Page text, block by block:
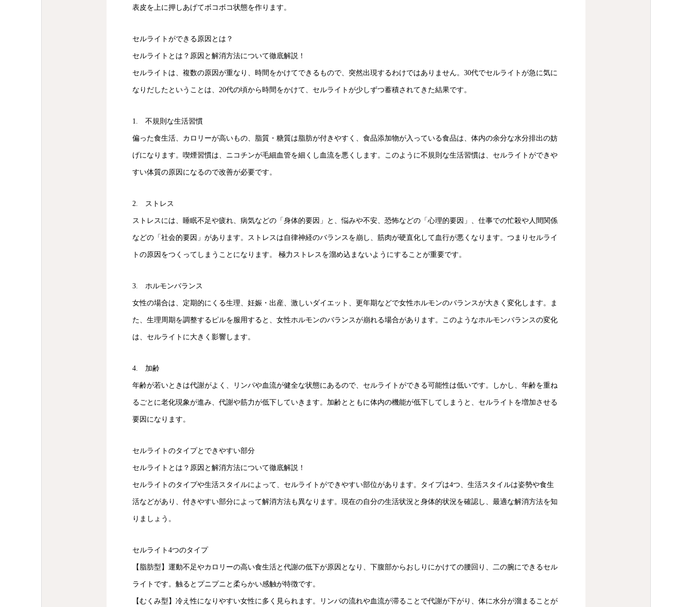
表皮を上に押しあげてボコボコ状態を作ります。
セルライトができる原因とは？
セルライトとは？原因と解消方法について徹底解説！
セルライトは、複数の原因が重なり、時間をかけてできるもので、突然出現するわけではありません。30代でセルライトが急に気に
なりだしたということは、20代の頃から時間をかけて、セルライトが少しずつ蓄積されてきた結果です。
1. 不規則な生活習慣
偏った食生活、カロリーが高いもの、脂質・糖質は脂肪が付きやすく、食品添加物が入っている食品は、体内の余分な水分排出の妨
げになります。喫煙習慣は、ニコチンが毛細血管を細くし血流を悪くします。このように不規則な生活習慣は、セルライトができや
すい体質の原因になるので改善が必要です。
2. ストレス
ストレスには、睡眠不足や疲れ、病気などの「身体的要因」と、悩みや不安、恐怖などの「心理的要因」、仕事での忙殺や人間関係
などの「社会的要因」があります。ストレスは自律神経のバランスを崩し、筋肉が硬直化して血行が悪くなります。つまりセルライ
トの原因をつくってしまうことになります。 極力ストレスを溜め込まないようにすることが重要です。
3. ホルモンバランス
女性の場合は、定期的にくる生理、妊娠・出産、激しいダイエット、更年期などで女性ホルモンのバランスが大きく変化します。ま
た、生理周期を調整するピルを服用すると、女性ホルモンのバランスが崩れる場合があります。このようなホルモンバランスの変化
は、セルライトに大きく影響します。
4. 加齢
年齢が若いときは代謝がよく、リンパや血流が健全な状態にあるので、セルライトができる可能性は低いです。しかし、年齢を重ね
るごとに老化現象が進み、代謝や筋力が低下していきます。加齢とともに体内の機能が低下してしまうと、セルライトを増加させる
要因になります。
セルライトのタイプとできやすい部分
セルライトとは？原因と解消方法について徹底解説！
セルライトのタイプや生活スタイルによって、セルライトができやすい部位があります。タイプは4つ、生活スタイルは姿勢や食生
活などがあり、付きやすい部分によって解消方法も異なります。現在の自分の生活状況と身体的状況を確認し、最適な解消方法を知
りましょう。
セルライト4つのタイプ
【脂肪型】運動不足やカロリーの高い食生活と代謝の低下が原因となり、下腹部からおしりにかけての腰回り、二の腕にできるセル
ライトです。触るとプニプニと柔らかい感触が特徴です。
【むくみ型】冷え性になりやすい女性に多く見られます。リンパの流れや血流が滞ることで代謝が下がり、体に水分が溜まることが